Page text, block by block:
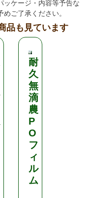
ケージ・内容等予告な
ご了承ください。
品も見ています
耐
久
無
滴
農
P
O
フ
ィ
ル
ム